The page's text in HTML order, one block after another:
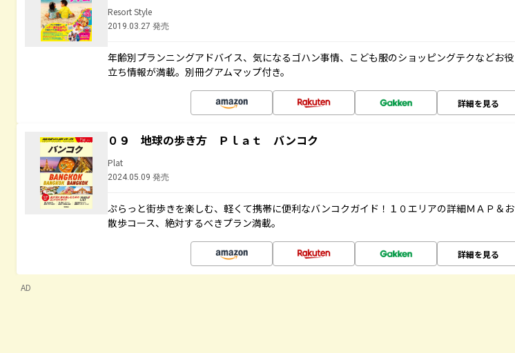
Resort Style
2019.03.27 発売
年齢別プランニングアドバイス、気になるゴハン事情、こども服のショッピングテクなどお役
立ち情報が満載。別冊グアムマップ付き。
詳細を見る
０９ 地球の歩き方 Ｐｌａｔ バンコク
Plat
2024.05.09 発売
ぷらっと街歩きを楽しむ、軽くて携帯に便利なバンコクガイド！１０エリアの詳細ＭＡＰ＆お
散歩コース、絶対するべきプラン満載。
詳細を見る
AD